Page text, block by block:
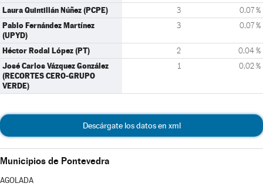
Laura Quintillán Núñez (PCPE) 3 0,07 %
Pablo Fernández Martínez
(UPYD)
3 0,07 %
Héctor Rodal López (PT) 2 0,04 %
José Carlos Vázquez González
(RECORTES CERO-GRUPO
VERDE)
1 0,02 %
Descárgate los datos en xml
Municipios de Pontevedra
AGOLADA